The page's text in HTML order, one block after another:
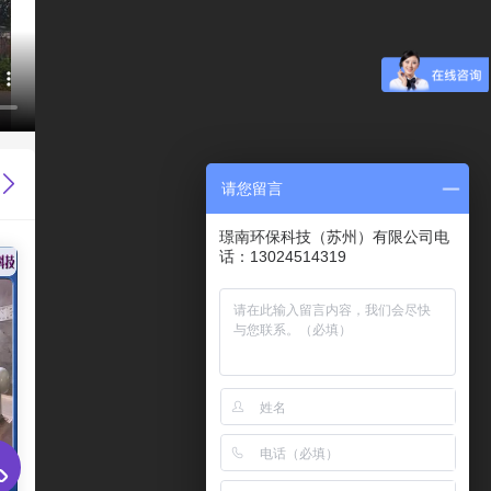
请您留言
璟南环保科技（苏州）有限公司电
话：13024514319